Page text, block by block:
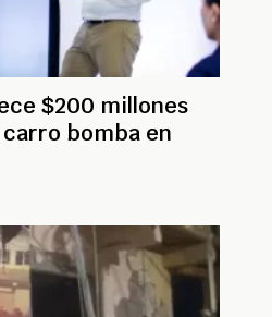
$200 millones
bomba en